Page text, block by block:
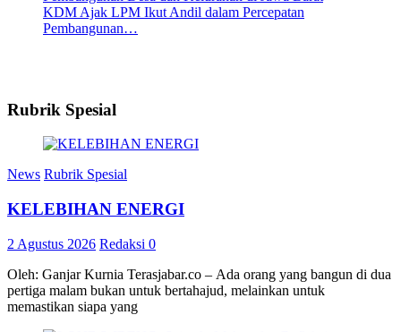
KDM Ajak LPM Ikut Andil dalam Percepatan
Pembangunan…
Rubrik Spesial
News Rubrik Spesial
KELEBIHAN ENERGI
2 Agustus 2026 Redaksi 0
Oleh: Ganjar Kurnia Terasjabar.co – Ada orang yang bangun di dua
pertiga malam bukan untuk bertahajud, melainkan untuk
memastikan siapa yang